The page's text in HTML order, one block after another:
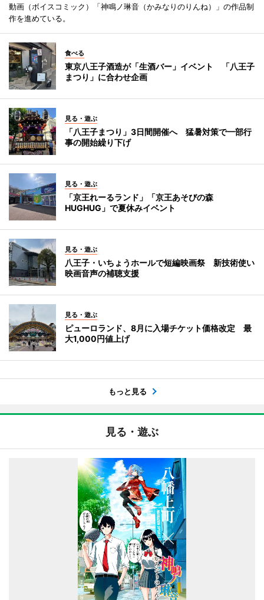
動画（ボイスコミック）「神鳴ノ琳音（かみなりのりんね）」の作品制
作を進めている。
食べる
東京八王子酒造が「生酒バー」イベント 「八王子
まつり」に合わせ企画
見る・遊ぶ
「八王子まつり」3日間開催へ 猛暑対策で一部行
事の開始繰り下げ
見る・遊ぶ
「京王れーるランド」「京王あそびの森
HUGHUG」で夏休みイベント
見る・遊ぶ
八王子・いちょうホールで短編映画祭 新技術使い
映画音声の補聴支援
見る・遊ぶ
ピューロランド、8月に入場チケット価格改定 最
大1,000円値上げ
もっと見る
見る・遊ぶ